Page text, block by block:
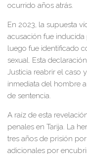
ocurrido años atrás.
En 2023, la supuesta
acusación fue
luego fue identificado
sexual. Esta
Justicia reabrir el caso
inmediata del hombre
de sentencia.
A raíz de esta
penales en Tarija. La
tres años de prisión
adicionales por